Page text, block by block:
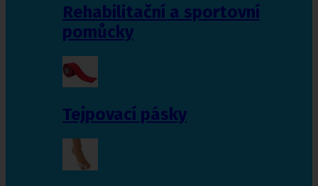
Rehabilitační a sportovní
pomůcky
Tejpovací pásky